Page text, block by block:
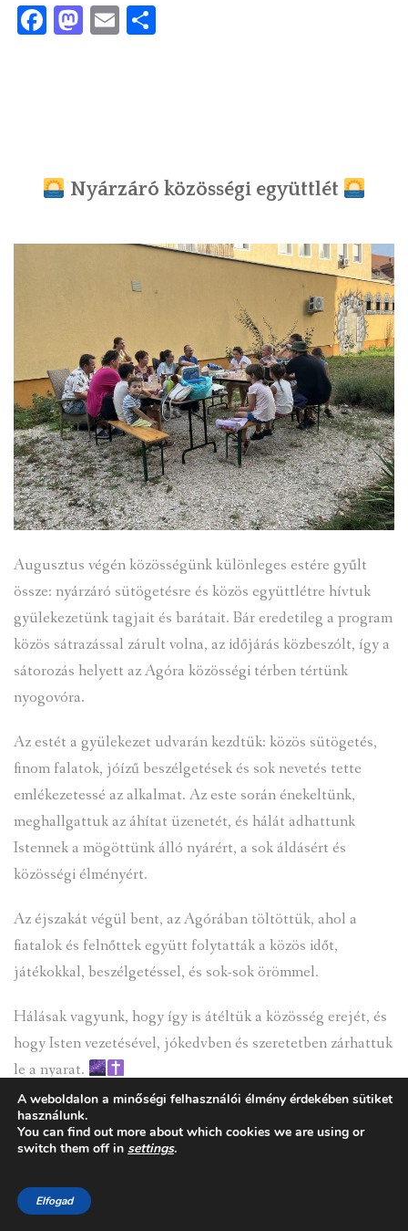
Facebook
Mastodon
Email
Nyárzáró közösségi együttlét
Augusztus végén közösségünk különleges estére gyűlt
össze: nyárzáró sütögetésre és közös együttlétre hívtuk
gyülekezetünk tagjait és barátait. Bár eredetileg a program
közös sátrazással zárult volna, az időjárás közbeszólt, így a
sátorozás helyett az Agóra közösségi térben tértünk
nyogovóra.
Az estét a gyülekezet udvarán kezdtük: közös sütögetés,
finom falatok, jóízű beszélgetések és sok nevetés tette
emlékezetessé az alkalmat. Az este során énekeltünk,
meghallgattuk az áhítat üzenetét, és hálát adhattunk
Istennek a mögöttünk álló nyárért, a sok áldásért és
közösségi élményért.
Az éjszakát végül bent, az Agórában töltöttük, ahol a
fiatalok és felnőttek együtt folytatták a közös időt,
játékokkal, beszélgetéssel, és sok-sok örömmel.
Hálásak vagyunk, hogy így is átéltük a közösség erejét, és
hogy Isten vezetésével, jókedvben és szeretetben zárhattuk
le a nyarat.
Facebook
Mastodon
EmailOssza
meg
A weboldalon a minőségi felhasználói élmény érdekében sütiket
használunk.
You can find out more about which cookies we are using or
switch them off in settings.
Elfogad